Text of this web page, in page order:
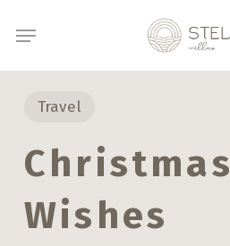
στο
Μενού
Travel
Christmas
Wishes